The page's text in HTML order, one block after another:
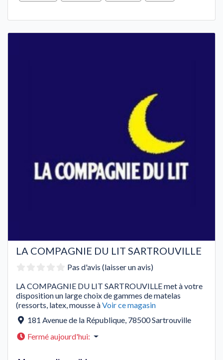
LA COMPAGNIE DU LIT SARTROUVILLE
Pas d'avis (laisser un avis)
LA COMPAGNIE DU LIT SARTROUVILLE met à votre
disposition un large choix de gammes de matelas
(ressorts, latex, mousse àVoir ce magasin
181 Avenue de la République, 78500Sartrouville
Fermé aujourd'hui: